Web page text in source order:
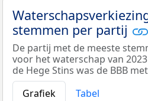
stemmen per partij
De partij met de meeste
voor het waterschap van
de Hege Stins was de BBB
Grafiek
Tabel